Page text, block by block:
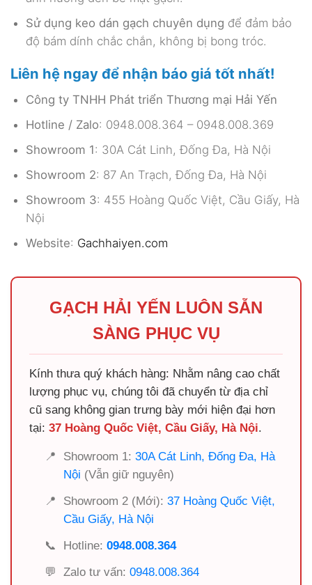
Sử dụng keo dán gạch chuyên dụng để đảm bảo
độ bám dính chắc chắn, không bị bong tróc.
Liên hệ ngay để nhận báo giá tốt nhất!
Công ty TNHH Phát triển Thương mại Hải Yến
Hotline / Zalo: 0948.008.364 – 0948.008.369
Showroom 1: 30A Cát Linh, Đống Đa, Hà Nội
Showroom 2: 87 An Trạch, Đống Đa, Hà Nội
Showroom 3: 455 Hoàng Quốc Việt, Cầu Giấy, Hà
Nội
Website: Gachhaiyen.com
GẠCH HẢI YẾN LUÔN SẴN
SÀNG PHỤC VỤ
Kính thưa quý khách hàng: Nhằm nâng cao chất
lượng phục vụ, chúng tôi đã chuyển từ địa chỉ
cũ sang không gian trưng bày mới hiện đại hơn
tại: 37 Hoàng Quốc Việt, Cầu Giấy, Hà Nội.
📍 Showroom 1: 30A Cát Linh, Đống Đa, Hà
Nội (Vẫn giữ nguyên)
📍
Showroom 2 (Mới): 37 Hoàng Quốc Việt,
Cầu Giấy, Hà Nội
📞
Hotline: 0948.008.364
💬
Zalo tư vấn: 0948.008.364